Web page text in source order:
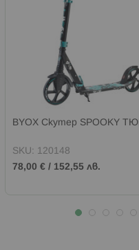
BYOX Скутер SPOOKY
SKU: 120148
78,00 € / 152,55 лв.